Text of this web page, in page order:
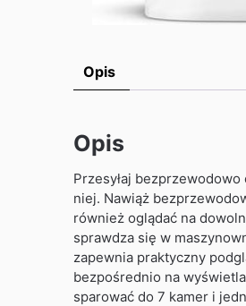
Opis
Opis
Przesyłaj
niej. Nawiąż
również oglądać na
sprawdza się w
zapewnia praktyczny
bezpośrednio na
sparować do 7 kamer i